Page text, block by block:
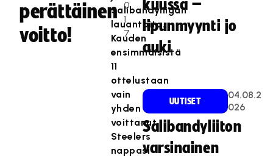
perättäinen
voitto!
0
1
7
Salibandyliigan
lauantaita.
Kauden
ensimmäisistä
11
ottelustaan
vain
yhden
voittanut
Steelers
nappasi
kuussa –
lipunmyynti jo
auki
UUTISET
04.08.2
026
Salibandyliiton
varsinainen